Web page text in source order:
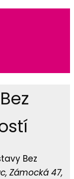
Bez
, Zámocká 47,